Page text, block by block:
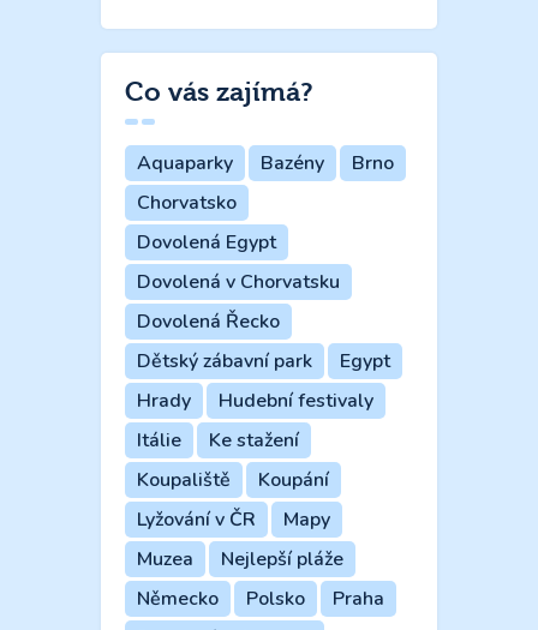
Co vás zajímá?
Aquaparky Bazény
Brno
Chorvatsko
Dovolená Egypt
Dovolená v Chorvatsku
Dovolená Řecko
Dětský zábavní park
Egypt
Hrady
Hudební festivaly
Itálie
Ke stažení
Koupaliště
Koupání
Lyžování v ČR
Mapy
Muzea
Nejlepší pláže
Německo
Polsko
Praha